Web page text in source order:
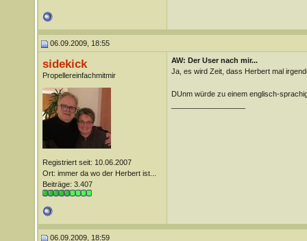
06.09.2009, 18:55
sidekick
Propellereinfachmitmir
Registriert seit: 10.06.2007
Ort: immer da wo der Herbert ist...
Beiträge: 3.407
AW: Der User nach mir...
Ja, es wird Zeit, dass Herbert mal
DUnm würde zu einem englisch-
06.09.2009, 18:59